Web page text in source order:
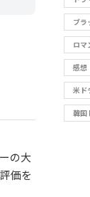
の大
価を
ブラ
ロマ
感想
米ド
韓国